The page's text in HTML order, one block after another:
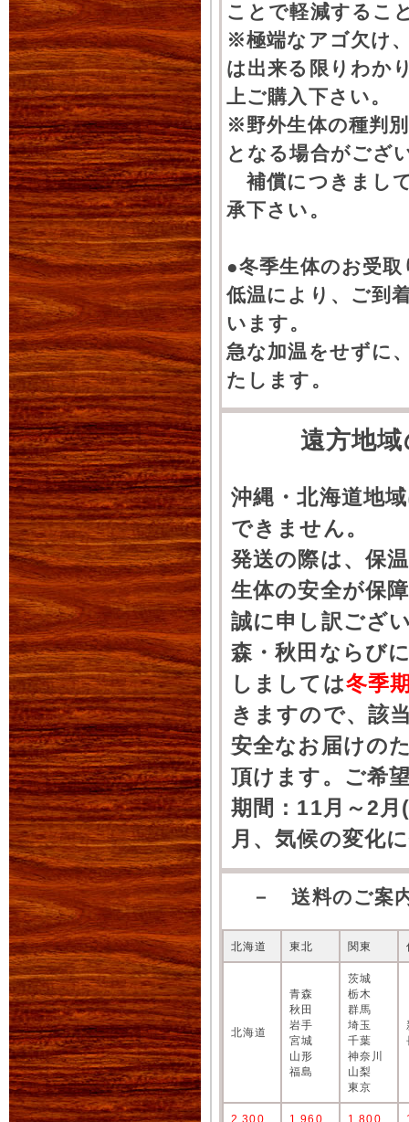
ことで軽減するこ
※極端なアゴ欠け
は出来る限りわか
上ご購入下さい。
※野外生体の種判
となる場合がござ
補償につきまし
承下さい。
●冬季生体のお受
低温により、ご到
います。
急な加温をせずに
たします。
遠方地
沖縄・北海道地
できません。
発送の際は、保
生体の安全が保
誠に申し訳ござ
森・秋田ならび
しましては冬季
きますので、該
安全なお届けの
頂けます。ご希
期間：11月～2
月、気候の変化
－ 送料のご案
北海道 東北 関東
北海道
青森
秋田
岩手
宮城
山形
福島
茨城
栃木
群馬
埼玉
千葉
神奈川
山梨
東京
2,300 1,960 1,800